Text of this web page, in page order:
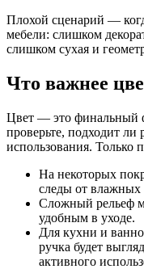
Плохой сценарий —
мебели: слишком
слишком сухая и
Что важнее
Цвет — это финальный
проверьте, подходит ли
использования. Только
На некоторых
следы от влажных
Сложный рельеф
удобным в уходе.
Для кухни и
ручка будет
активного